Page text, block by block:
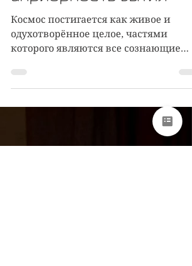
потенциал и
нелокальная
априорность Бытия
которого являются все сознающие